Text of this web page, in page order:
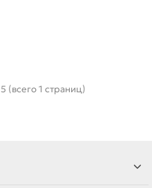
(всего 1 страниц)